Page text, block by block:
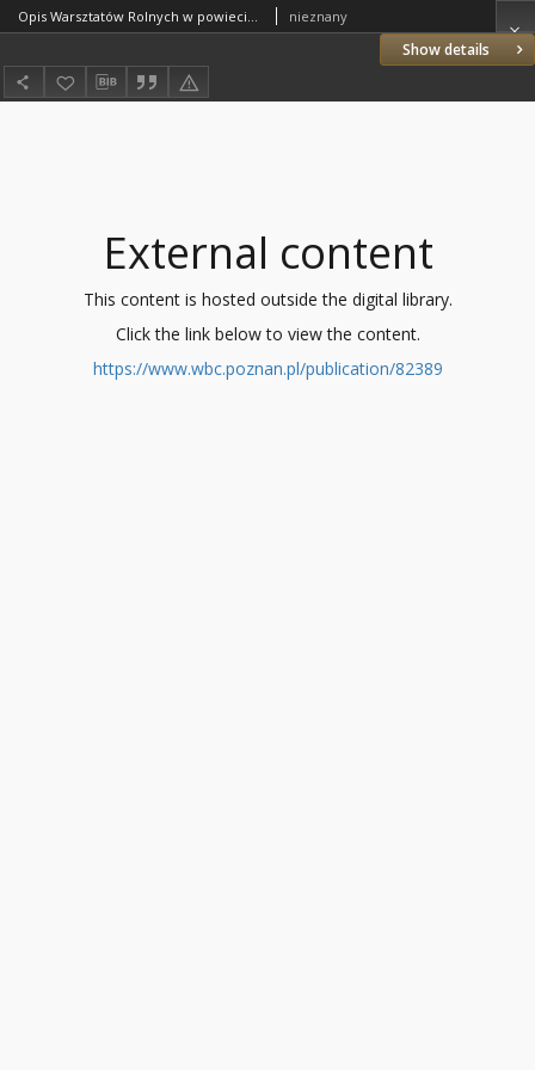
Show details
Opis Warsztatów Rolnych w powiecie szamotulskim (Wlkp) dla wycieczek na P. W. K. nieznany
External content
This content is hosted outside the digital library.
Click the link below to view the content.
https://www.wbc.poznan.pl/publication/82389